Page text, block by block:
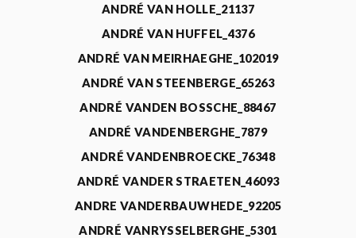
ANDRÉ VAN HOLLE_21137
ANDRÉ VAN HUFFEL_4376
ANDRÉ VAN MEIRHAEGHE_102019
ANDRÉ VAN STEENBERGE_65263
ANDRÉ VANDEN BOSSCHE_88467
ANDRÉ VANDENBERGHE_7879
ANDRÉ VANDENBROECKE_76348
ANDRÉ VANDER STRAETEN_46093
ANDRE VANDERBAUWHEDE_92205
ANDRÉ VANRYSSELBERGHE_5301